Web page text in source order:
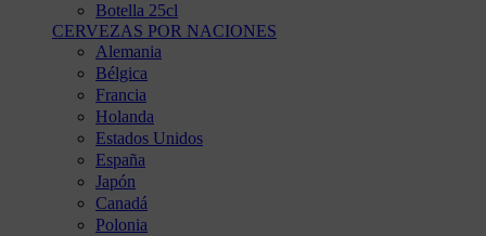
Botella 25cl
CERVEZAS POR NACIONES
Alemania
Bélgica
Francia
Holanda
Estados Unidos
España
Japón
Canadá
Polonia